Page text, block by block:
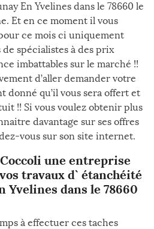
En Yvelines dans le 78660 le
Et en ce moment il vous
ce mois ci uniquement
spécialistes à des prix
imbattables sur le marché !!
d’aller demander votre
donné qu’il vous sera offert et
!! Si vous voulez obtenir plus
davantage sur ses offres
vous sur son site internet.
une entreprise
travaux d` étanchéité
Yvelines dans le 78660
à effectuer ces taches